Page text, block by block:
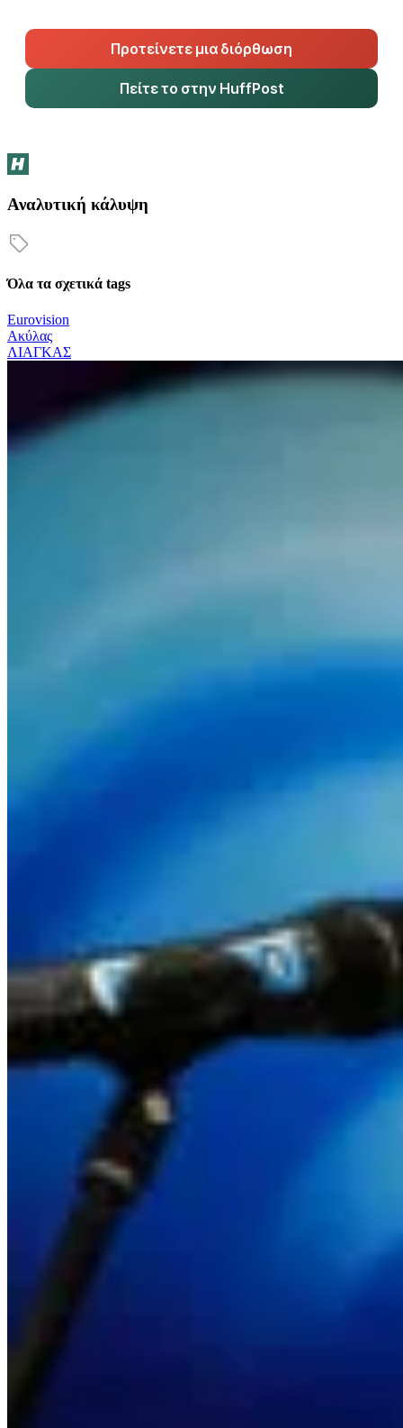
Προτείνετε μια διόρθωση
Πείτε το στην HuffPost
Αναλυτική κάλυψη
Όλα τα σχετικά tags
Eurovision
Ακύλας
ΛΙΑΓΚΑΣ